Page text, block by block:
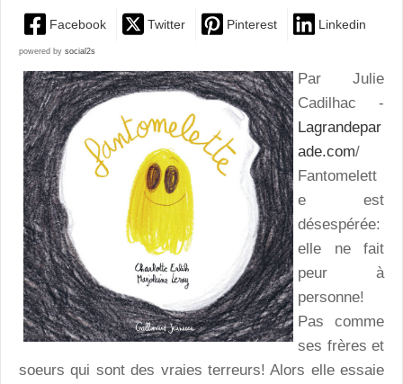
Facebook Twitter Pinterest Linkedin
powered by social2s
Par Julie
Cadilhac -
Lagrandepar
ade.com/
Fantomelett
e est
désespérée:
elle ne fait
peur à
personne!
Pas comme
ses frères et
soeurs qui sont des vraies terreurs! Alors elle essaie